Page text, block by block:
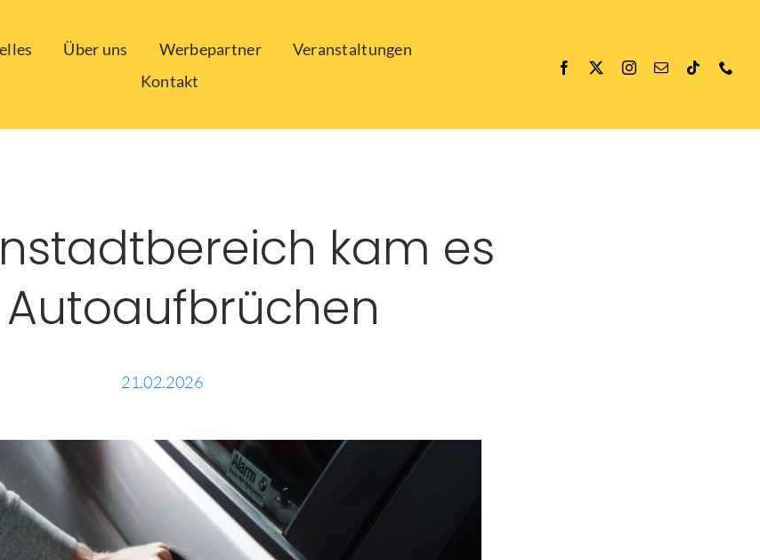
Über uns Werbepartner
Veranstaltungen
Kontakt
kam es
Autoaufbrüchen
21.02.2026